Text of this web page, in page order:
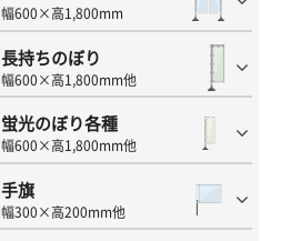
幅600×高1,800mm
長持ちのぼり
幅600×高1,800mm他
蛍光のぼり各種
幅600×高1,800mm他
手旗
幅300×高200mm他